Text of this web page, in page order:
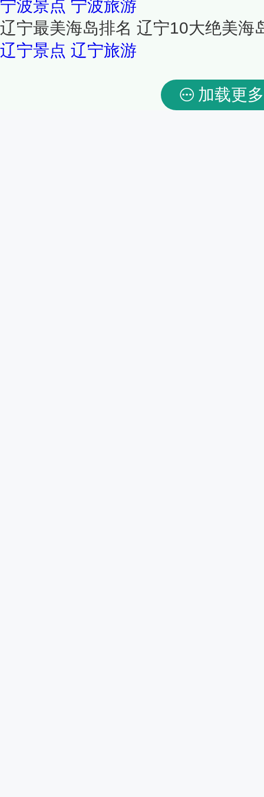
宁波景点 宁波旅游
辽宁最美海岛排名 辽宁10大绝美海
辽宁景点 辽宁旅游
加载更多